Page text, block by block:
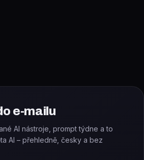
e-mailu
AI nástroje, prompt týdne a to
AI – přehledně, česky a bez